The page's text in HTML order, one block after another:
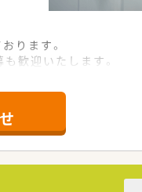
ります。
歓迎いたします。
いる法人です。
基盤を誇ります。
いています。